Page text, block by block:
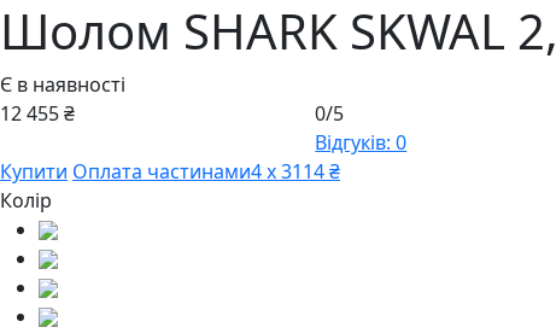
Шолом SHARK SKWAL 2,
Є в наявності
12 455 ₴
0/5
Відгуків: 0
Купити Оплата частинами4 х 3114 ₴
Колір